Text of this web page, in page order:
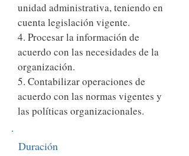
unidad administrativa, teniendo en
cuenta legislación vigente.
4. Procesar la información de
acuerdo con las necesidades de la
organización.
5. Contabilizar operaciones de
acuerdo con las normas vigentes y
las políticas organizacionales.
Duración